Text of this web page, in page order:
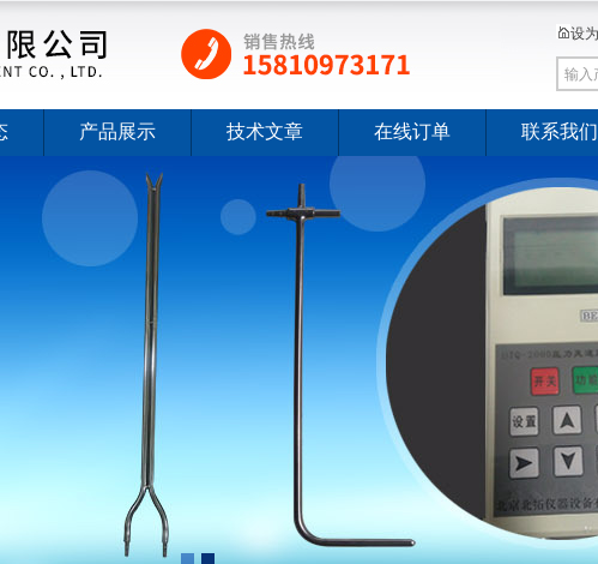
设
产品展示 技术文章 在线订单 联系我们